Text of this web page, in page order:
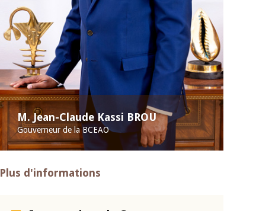
M. Jean-Claude Kassi BROU
Gouverneur de la BCEAO
Plus d'informations